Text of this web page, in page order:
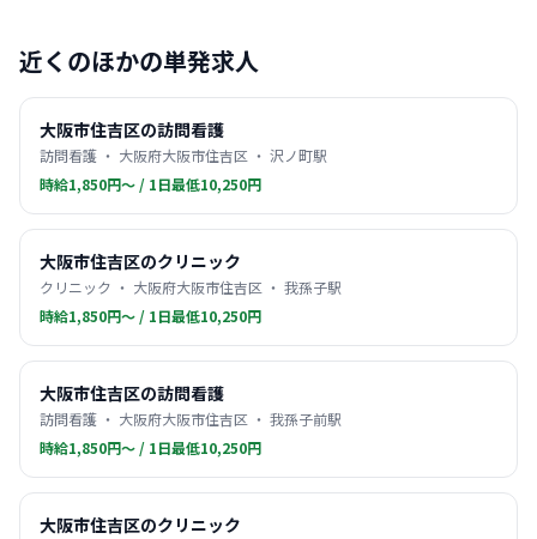
近くのほかの単発求人
大阪市住吉区の訪問看護
訪問看護 ・ 大阪府大阪市住吉区 ・ 沢ノ町駅
時給1,850円〜 / 1日最低10,250円
大阪市住吉区のクリニック
クリニック ・ 大阪府大阪市住吉区 ・ 我孫子駅
時給1,850円〜 / 1日最低10,250円
大阪市住吉区の訪問看護
訪問看護 ・ 大阪府大阪市住吉区 ・ 我孫子前駅
時給1,850円〜 / 1日最低10,250円
大阪市住吉区のクリニック